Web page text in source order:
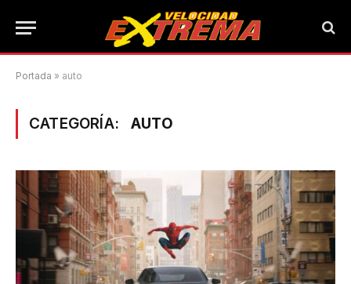
Portada » auto
CATEGORÍA: AUTO